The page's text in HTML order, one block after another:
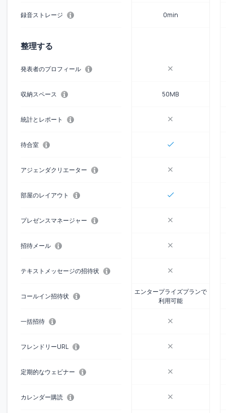
録音ストレージ
整理する
発表者のプロフィール
収納スペース
統計とレポート
待合室
アジェンダクリエーター
部屋のレイアウト
プレゼンスマネージャー
招待メール
テキストメッセージの招待状
コールイン招待状
一括招待
フレンドリーURL
定期的なウェビナー
カレンダー購読
0min
50MB
エンタープライズプランで
利用可能